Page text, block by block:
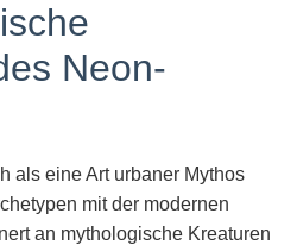
Neon-
als eine Art urbaner Mythos
mit der modernen
an mythologische Kreaturen